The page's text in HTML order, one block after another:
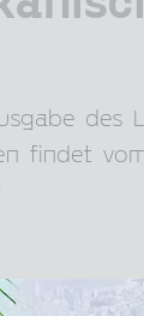
des
findet